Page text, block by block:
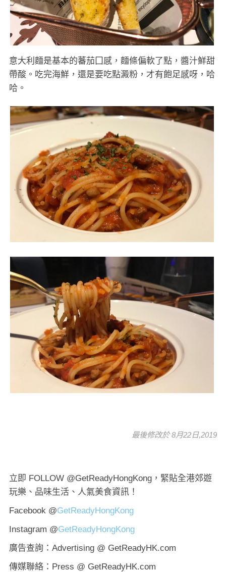
意大利麵是基本的蕃茄囗感，麵條偏軟了點，醬汁鮮甜
帶酸。吃完海鮮，還是要吃點澱粉，才有飽足感呀，哈
哈。
最後修改於 8月22日,2019
立即 FOLLOW @GetReadyHongKong，緊貼全港郊遊
玩樂、品味生活、人氣美食資訊！
Facebook @GetReadyHongKong
Instagram @GetReadyHongKong
廣告查詢：Advertising @ GetReadyHK.com
傳媒聯絡：Press @ GetReadyHK.com